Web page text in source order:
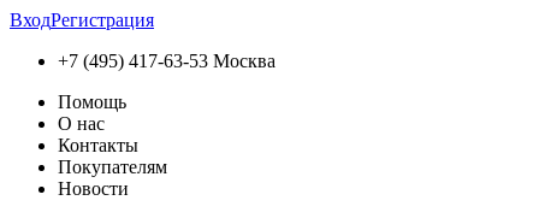
ВходРегистрация
+7 (495) 417-63-53 Москва
Помощь
О нас
Контакты
Покупателям
Новости